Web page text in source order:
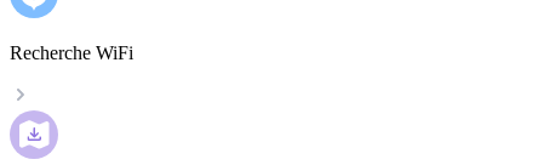
Recherche WiFi